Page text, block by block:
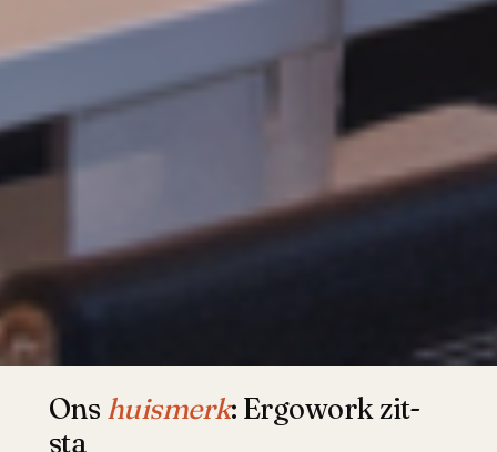
Ons huismerk: Ergowork zit-
sta